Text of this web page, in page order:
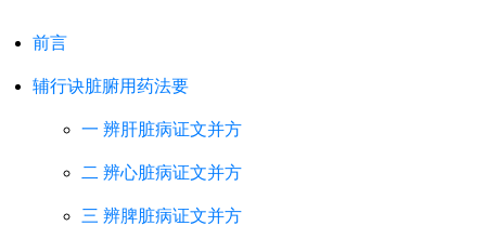
前言
辅行诀脏腑用药法要
一 辨肝脏病证文并方
二 辨心脏病证文并方
三 辨脾脏病证文并方